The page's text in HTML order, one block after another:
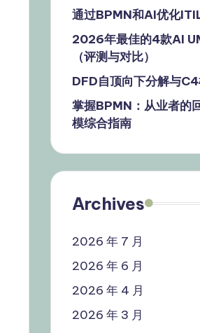
通过BPMN和AI优化
2026年最佳的4款AI
（评测与对比）
DFD自顶向下分解与
掌握BPMN：从业者的
模综合指南
Archives
2026 年 7 月
2026 年 6 月
2026 年 4 月
2026 年 3 月